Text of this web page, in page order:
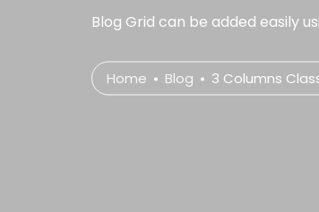
Blog Grid can be added easily
Home Blog 3 Columns